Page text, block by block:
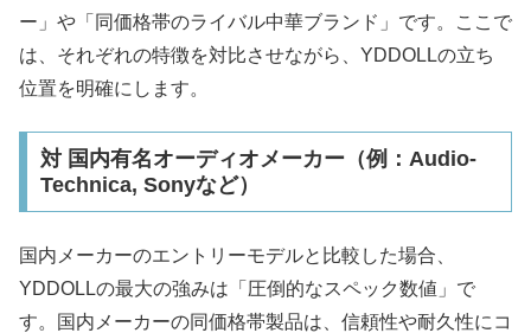
ー」や「同価格帯のライバル中華ブランド」です。ここで
は、それぞれの特徴を対比させながら、YDDOLLの立ち
位置を明確にします。
対 国内有名オーディオメーカー（例：Audio-
Technica, Sonyなど）
国内メーカーのエントリーモデルと比較した場合、
YDDOLLの最大の強みは「圧倒的なスペック数値」で
す。国内メーカーの同価格帯製品は、信頼性や耐久性にコ